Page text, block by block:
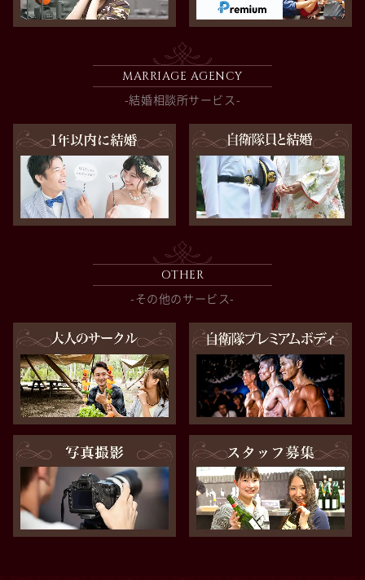
MARRIAGE AGENCY
-結婚相談所サービス-
OTHER
-その他のサービス-